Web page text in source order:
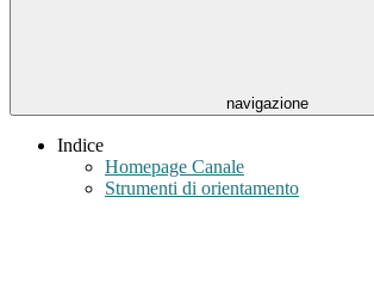
navigazione
Indice
Homepage Canale
Strumenti di orientamento